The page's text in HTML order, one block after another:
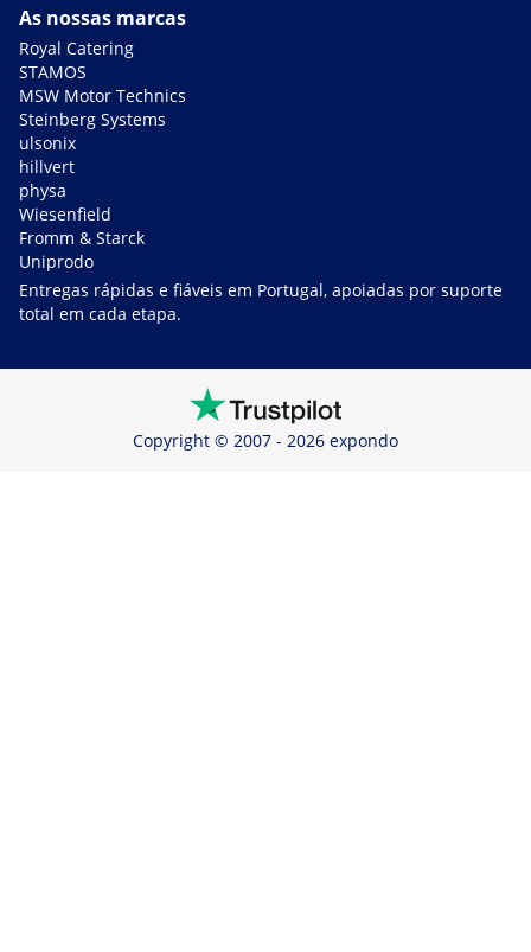
As nossas marcas
Royal Catering
STAMOS
MSW Motor Technics
Steinberg Systems
ulsonix
hillvert
physa
Wiesenfield
Fromm & Starck
Uniprodo
Entregas rápidas e fiáveis em Portugal, apoiadas por suporte
total em cada etapa.
Copyright © 2007 - 2026 expondo